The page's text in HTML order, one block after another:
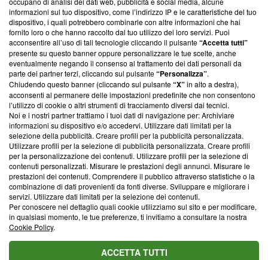
creare news di qualità. Inoltre, afferma la nostra aderenza a
‘Trust Project - News with Integrity’Blasting News non è
ancora membro del programma, ma ha richiesto di farne
parte; Trust Project non ha ancora effettuato una verifica di
conformità agli standard.
Su di noi
Team editoriale
Corporate
Redazione
Informativa Privacy
Cookie Policy
Blasting SA, IDI CHE-247.845.224, Via Carlo Frasca, 3 - 6900
Lugano (Svizzera) Tel:+39 0690258937
© 2026 Blasting News
informazioni sul tuo dispositivo, come l’indirizzo IP e le caratteristiche del tuo
dispositivo, i quali potrebbero combinarle con altre informazioni che hai
fornito loro o che hanno raccolto dal tuo utilizzo dei loro servizi. Puoi
acconsentire all’uso di tali tecnologie cliccando il pulsante“Accetta tutti”
presente su questo banner oppure personalizzare le tue scelte, anche
eventualmente negando il consenso al trattamento dei dati personali da
parte dei partner terzi, cliccando sul pulsante“Personalizza”.
Chiudendo questo banner (cliccando sul pulsante“X”in alto a destra),
acconsenti al permanere delle impostazioni predefinite che non consentono
l’utilizzo di cookie o altri strumenti di tracciamento diversi dai tecnici.
Noi e i nostri partner trattiamo i tuoi dati di navigazione per: Archiviare
informazioni su dispositivo e/o accedervi. Utilizzare dati limitati per la
selezione della pubblicità. Creare profili per la pubblicità personalizzata.
Utilizzare profili per la selezione di pubblicità personalizzata. Creare profili
per la personalizzazione dei contenuti. Utilizzare profili per la selezione di
contenuti personalizzati. Misurare le prestazioni degli annunci. Misurare le
prestazioni dei contenuti. Comprendere il pubblico attraverso statistiche o la
combinazione di dati provenienti da fonti diverse. Sviluppare e migliorare i
servizi. Utilizzare dati limitati per la selezione dei contenuti.
Per conoscere nel dettaglio quali cookie utilizziamo sul sito e per modificare,
in qualsiasi momento, le tue preferenze, ti invitiamo a consultare la nostra
Cookie Policy.
ACCETTA TUTTI